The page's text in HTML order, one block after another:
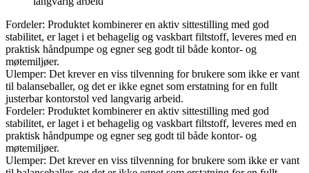
Fordeler: Produktet kombinerer en aktiv sittestilling med god
stabilitet, er laget i et behagelig og vaskbart filtstoff, leveres med en
praktisk håndpumpe og egner seg godt til både kontor- og
møtemiljøer.
Ulemper: Det krever en viss tilvenning for brukere som ikke er vant
til balanseballer, og det er ikke egnet som erstatning for en fullt
justerbar kontorstol ved langvarig arbeid.
Fordeler: Produktet kombinerer en aktiv sittestilling med god
stabilitet, er laget i et behagelig og vaskbart filtstoff, leveres med en
praktisk håndpumpe og egner seg godt til både kontor- og
møtemiljøer.
Ulemper: Det krever en viss tilvenning for brukere som ikke er vant